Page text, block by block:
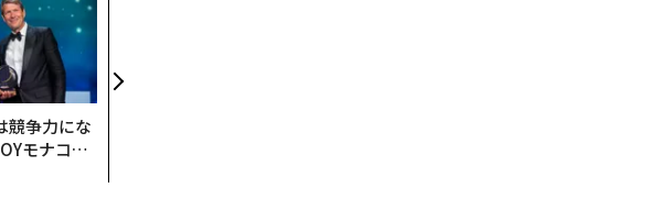
競争力にな
モナコで
ビジネス×PwC】